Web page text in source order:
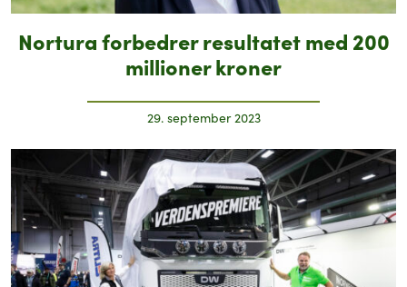
Nortura forbedrer resultatet med 200
millioner kroner
29. september 2023